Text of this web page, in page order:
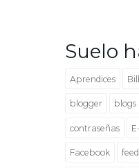
Suelo
Aprendices
blogger blogs
contraseñas
Facebook feed